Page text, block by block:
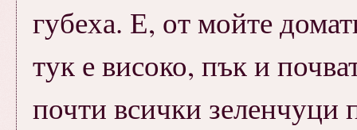
губеха. Е, от мойте
тук е високо, пък и
почти всички зеленчуци